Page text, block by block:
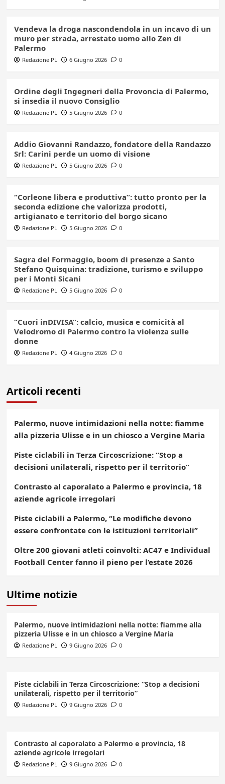
Vendeva la droga nascondendola in un incavo di un
muro per strada, arrestato uomo allo Zen di
Palermo
Redazione PL 6 Giugno 2026 0
Ordine degli Ingegneri della Provoncia di Palermo,
si insedia il nuovo Consiglio
Redazione PL 5 Giugno 2026 0
Addio Giovanni Randazzo, fondatore della Randazzo
Srl: Carini perde un uomo di visione
Redazione PL 5 Giugno 2026 0
“Corleone libera e produttiva”: tutto pronto per la
seconda edizione che valorizza prodotti,
artigianato e territorio del borgo sicano
Redazione PL 5 Giugno 2026 0
Sagra del Formaggio, boom di presenze a Santo
Stefano Quisquina: tradizione, turismo e sviluppo
per i Monti Sicani
Redazione PL 5 Giugno 2026 0
“Cuori inDIVISA”: calcio, musica e comicità al
Velodromo di Palermo contro la violenza sulle
donne
Redazione PL 4 Giugno 2026 0
Articoli recenti
Palermo, nuove intimidazioni nella notte: fiamme
alla pizzeria Ulisse e in un chiosco a Vergine Maria
Piste ciclabili in Terza Circoscrizione: “Stop a
decisioni unilaterali, rispetto per il territorio”
Contrasto al caporalato a Palermo e provincia, 18
aziende agricole irregolari
Piste ciclabili a Palermo, “Le modifiche devono
essere confrontate con le istituzioni territoriali”
Oltre 200 giovani atleti coinvolti: AC47 e Individual
Football Center fanno il pieno per l’estate 2026
Ultime notizie
Palermo, nuove intimidazioni nella notte: fiamme alla
pizzeria Ulisse e in un chiosco a Vergine Maria
Redazione PL 9 Giugno 2026 0
Piste ciclabili in Terza Circoscrizione: “Stop a decisioni
unilaterali, rispetto per il territorio”
Redazione PL 9 Giugno 2026 0
Contrasto al caporalato a Palermo e provincia, 18
aziende agricole irregolari
Redazione PL 9 Giugno 2026 0